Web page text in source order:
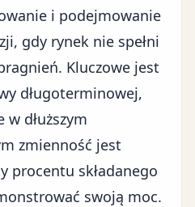
i podejmowanie
gdy rynek nie spełni
Kluczowe jest
długoterminowej,
w dłuższym
zmienność jest
procentu składanego
swoją moc.